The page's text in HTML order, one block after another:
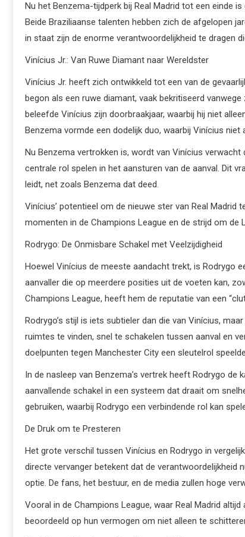
Nu het Benzema-tijdperk bij Real Madrid tot een einde
Beide Braziliaanse talenten hebben zich de afgelopen
in staat zijn de enorme verantwoordelijkheid te dragen
Vinícius Jr.: Van Ruwe Diamant naar Wereldster
Vinícius Jr. heeft zich ontwikkeld tot een van de
begon als een ruwe diamant, vaak bekritiseerd
beleefde Vinícius zijn doorbraakjaar, waarbij hij niet
Benzema vormde een dodelijk duo, waarbij Vinícius
Nu Benzema vertrokken is, wordt van Vinícius
centrale rol spelen in het aansturen van de aanval. Dit
leidt, net zoals Benzema dat deed.
Vinícius’ potentieel om de nieuwe ster van Real
momenten in de Champions League en de strijd om de
Rodrygo: De Onmisbare Schakel met Veelzijdigheid
Hoewel Vinícius de meeste aandacht trekt, is Rodrygo
aanvaller die op meerdere posities uit de voeten kan,
Champions League, heeft hem de reputatie van een
Rodrygo’s stijl is iets subtieler dan die van Vinícius,
ruimtes te vinden, snel te schakelen tussen aanval en
doelpunten tegen Manchester City een sleutelrol
In de nasleep van Benzema’s vertrek heeft Rodrygo
aanvallende schakel in een systeem dat draait om
gebruiken, waarbij Rodrygo een verbindende rol kan
De Druk om te Presteren
Het grote verschil tussen Vinícius en Rodrygo in
directe vervanger betekent dat de verantwoordelijkheid
optie. De fans, het bestuur, en de media zullen hoge
Vooral in de Champions League, waar Real Madrid
beoordeeld op hun vermogen om niet alleen te